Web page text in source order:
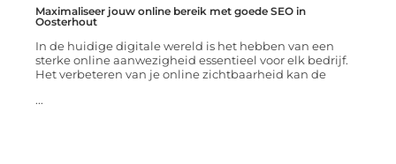
Maximaliseer jouw online bereik met goede SEO in
Oosterhout
In de huidige digitale wereld is het hebben van een
sterke online aanwezigheid essentieel voor elk bedrijf.
Het verbeteren van je online zichtbaarheid kan de
...